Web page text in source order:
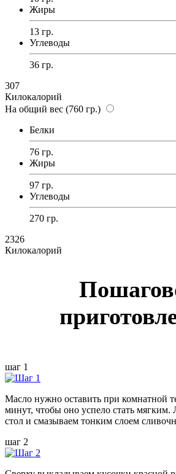
Жиры
13 гр.
Углеводы
36 гр.
307
Килокалорий
На общий вес (760 гр.)
Белки
76 гр.
Жиры
97 гр.
Углеводы
270 гр.
2326
Килокалорий
шаг 1
Масло нужно оставить при комнатной
минут, чтобы оно успело стать мягким.
стол и смазываем тонким слоем
шаг 2